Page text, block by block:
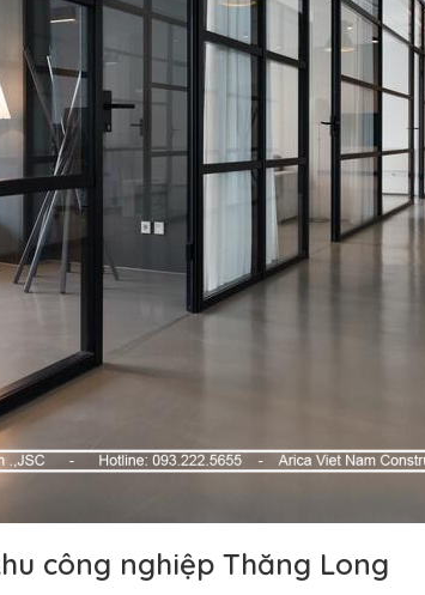
công nghiệp Thăng Long